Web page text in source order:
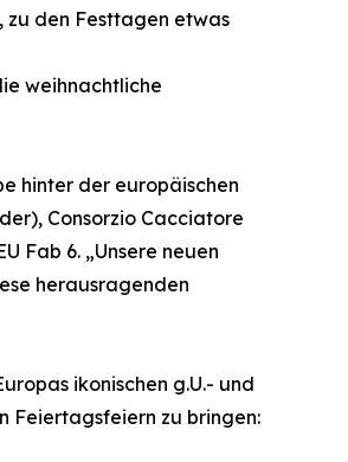
zu den Festtagen etwas
weihnachtliche
hinter der europäischen
Consorzio Cacciatore
Fab 6. „Unsere neuen
herausragenden
ikonischen g.U.- und
Feiertagsfeiern zu bringen: